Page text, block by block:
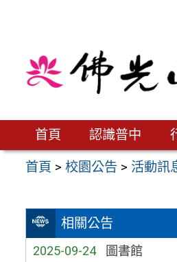
首頁 認識普中
首頁 >校園公告 > 活動訊
相關公告
2025-09-24 圖書館